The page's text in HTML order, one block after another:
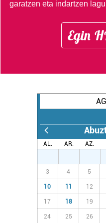
garatzen eta indartzen
Egin
AL. AR. AZ.
3 4 5
10 11 12
17 18 19
24 25 26